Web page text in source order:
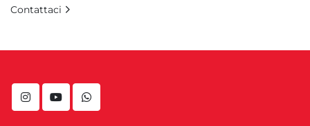
instagramyoutubewhatsapp
Contattaci